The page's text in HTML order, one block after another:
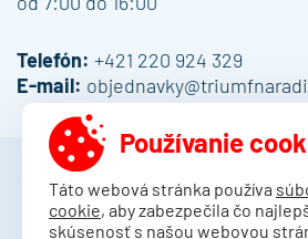
Telefón: +421 220 924 329
E-mail:
© 2013 - 2026 DAMO
Obchodné
Používanie
Táto webová stránka používa
cookie, aby zabezpečila čo
skúsenosť s našou webovou